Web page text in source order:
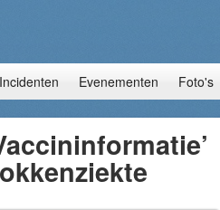
Incidenten Evenementen Foto's